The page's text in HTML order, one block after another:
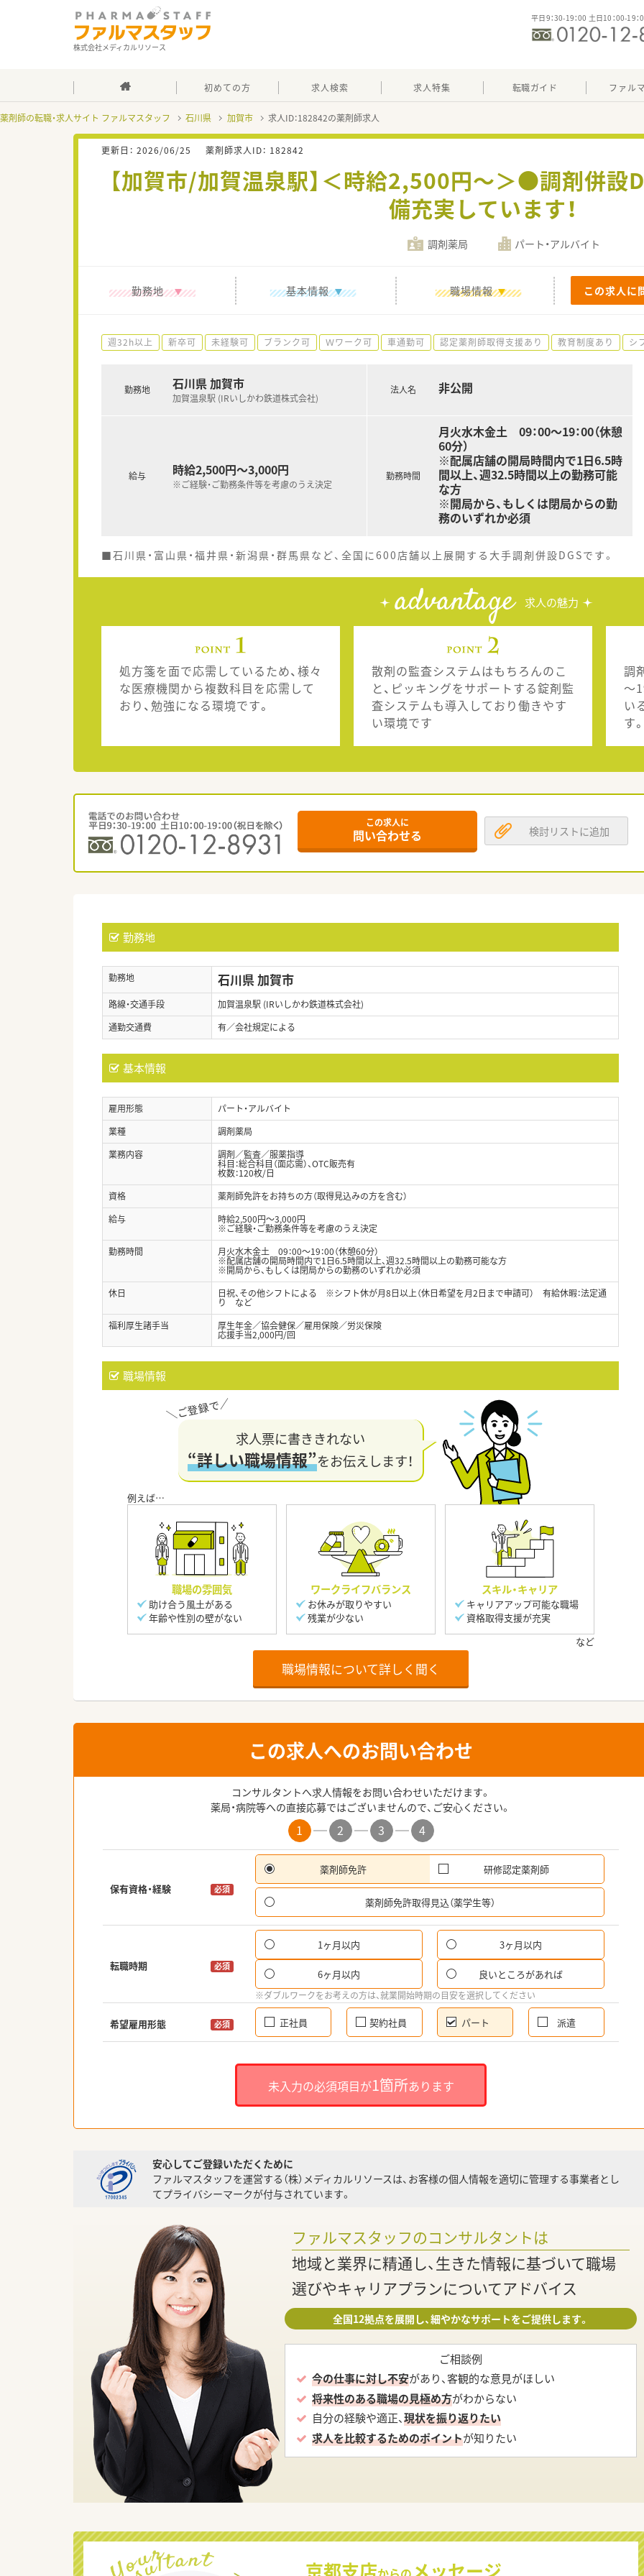
株式会社メディカルリソース
平日9：30-19：00 土日10：00-19：
初めての方 求人検索 求人特集 転職ガイド ファル
薬剤師の転職・求人サイト ファルマスタッフ 石川県 加賀市 求人ID：182842の薬剤師求人
更新日： 2026/06/25 薬剤師求人ID： 182842
【加賀市/加賀温泉駅】＜時給2,500円～＞●調剤併設
備充実しています！
調剤薬局 パート・アルバイト
勤務地 基本情報 職場情報 この求人に
週32h以上 新卒可 未経験可 ブランク可 Ｗワーク可 車通勤可 認定薬剤師取得支援あり 教育制度あり シ
勤務地 石川県 加賀市
加賀温泉駅 (IRいしかわ鉄道株式会社)
給与 時給2,500円～3,000円
※ご経験・ご勤務条件等を考慮のうえ決定
法人名 非公開
勤務時間
月火水木金土 09：00～19：00（休憩
60分）
※配属店舗の開局時間内で1日6.5時
間以上、週32.5時間以上の勤務可能
な方
※開局から、もしくは閉局からの勤
務のいずれか必須
■石川県・富山県・福井県・新潟県・群馬県など、全国に600店舗以上展開する大手調剤併設DGSです。
advantage 求人の魅力
処方箋を面で応需しているため、様々
な医療機関から複数科目を応需して
おり、勉強になる環境です。
散剤の監査システムはもちろんのこ
と、ピッキングをサポートする錠剤監
査システムも導入しており働きやす
い環境です
調
～
い
す。
この求人に
問い合わせる 検討リストに追加
勤務地
勤務地 石川県 加賀市
路線・交通手段
加賀温泉駅 (IRいしかわ鉄道株式会社)
通勤交通費
有／会社規定による
基本情報
雇用形態
パート・アルバイト
業種
調剤薬局
業務内容
調剤／監査／服薬指導
科目：総合科目（面応需）、OTC販売有
枚数：120枚/日
資格
薬剤師免許をお持ちの方（取得見込みの方を含む）
給与
時給2,500円～3,000円
※ご経験・ご勤務条件等を考慮のうえ決定
勤務時間
月火水木金土 09：00～19：00（休憩60分）
※配属店舗の開局時間内で1日6.5時間以上、週32.5時間以上の勤務可能な方
※開局から、もしくは閉局からの勤務のいずれか必須
休日
日祝、その他シフトによる ※シフト休が月8日以上（休日希望を月2日まで申請可） 有給休暇：法定通
り など
福利厚生諸手当
厚生年金／協会健保／雇用保険／労災保険
応援手当2,000円/回
職場情報
求人票に書ききれない
“詳しい職場情報”をお伝えします！
職場の雰囲気
助け合う風土がある
年齢や性別の壁がない
ワークライフバランス
お休みが取りやすい
残業が少ない
スキル・キャリア
キャリアアップ可能な職場
資格取得支援が充実
職場情報について詳しく聞く
この求人へのお問い合わせ
コンサルタントへ求人情報をお問い合わせいただけます。
薬局・病院等への直接応募ではございませんので、ご安心ください。
1 2 3 4
保有資格・経験 必須
薬剤師免許 研修認定薬剤師
薬剤師免許取得見込（薬学生等）
転職時期 必須
1ヶ月以内 3ヶ月以内
6ヶ月以内 良いところがあれば
※ダブルワークをお考えの方は、就業開始時期の目安を選択してください
希望雇用形態 必須 正社員 契約社員 パート 派遣
未入力の必須項目が1箇所あります
安心してご登録いただくために
ファルマスタッフを運営する（株）メディカルリソースは、お客様の個人情報を適切に管理する事業者とし
てプライバシーマークが付与されています。
ファルマスタッフのコンサルタントは
地域と業界に精通し、生きた情報に基づいて職場
選びやキャリアプランについてアドバイス
全国12拠点を展開し、細やかなサポートをご提供します。
ご相談例
今の仕事に対し不安があり、客観的な意見がほしい
将来性のある職場の見極め方がわからない
自分の経験や適正、現状を振り返りたい
求人を比較するためのポイントが知りたい